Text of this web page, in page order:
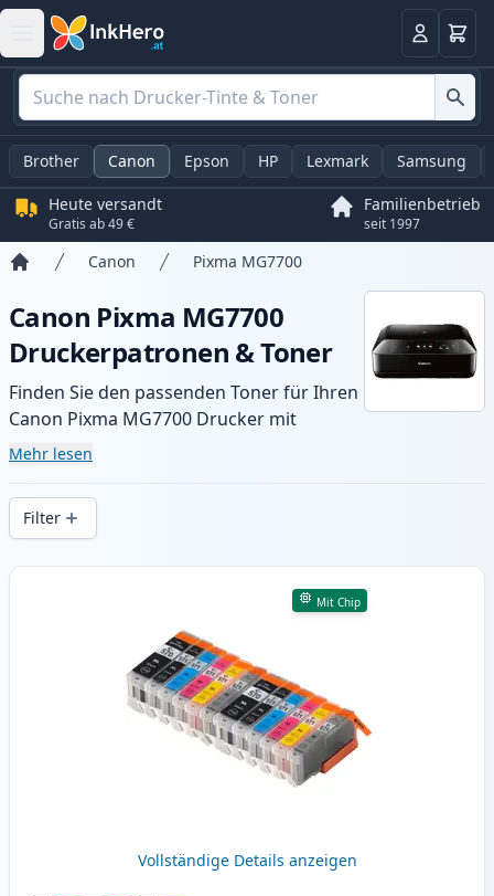
Anmelden
Brother Canon Epson HP Lexmark Samsung
Heute versandt
Gratis ab 49 €
Familienbetrieb
seit 1997
Canon Pixma MG7700
Canon Pixma MG7700
Druckerpatronen & Toner
Finden Sie den passenden Toner für Ihren
Canon Pixma MG7700 Drucker mit
unserer Auswahl an kompatiblen und XL-
gleichbleibender Druckqualität und
schnellem Versand aus lokalem Lager in .
Mehr lesen
Filter
Produkte
Mit Chip
Vollständige Details anzeigen